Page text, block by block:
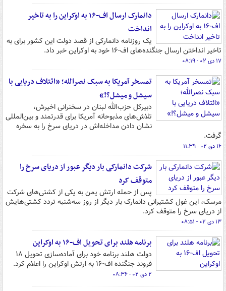
دانمارک ارسال اف-۱۶ به اوکراین را به تاخیر
انداخت
یک روزنامه دانمارکی از قصد دولت این کشور برای به
تاخیر انداختن ارسال جنگنده‌های اف-۱۶ خود به اوکراین خبر داد.
۱۷ دی ۰۲ - ۰۸:۱۹
تمسخر آمریکا به سبک نصرالله؛ «ائتلاف دریایی با
سیشل و میشل؟!»
دبیرکل حزب‌الله لبنان در سخنرانی اخیرش،
تلاش‌های مذبوحانه آمریکا برای قدرتمند و بین‌المللی
نشان دادن مداخله‌اش در دریای سرخ را به سخره
گرفت.
۱۶ دی ۰۲ - ۱۱:۳۹
شرکت دانمارکی بار دیگر عبور از دریای سرخ را
متوقف کرد
پس از حمله ارتش یمن به یکی از کشتی‌های شرکت
مرسک، این غول کشتیرانی دانمارک بار دیگر از روز سه‌شنبه تردد کشتی‌هایش
از دریای سرخ را متوقف کرد.
۱۳ دی ۰۲ - ۰۸:۵۱
برنامه هلند برای تحویل اف-۱۶ به اوکراین
دولت هلند برنامه خود برای آماده‌سازی تحویل ۱۸
فروند جنگنده اف-۱۶ به ارتش اوکراین را اعلام کرد.
۲ دی ۰۲ - ۰۸:۳۶